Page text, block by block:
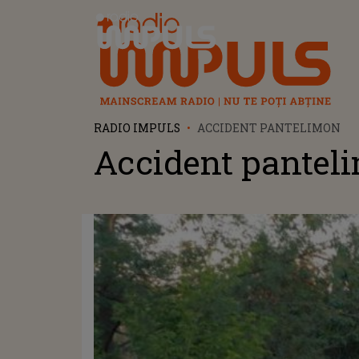
Radio Impuls
RADIO IMPULS ACCIDENT PANTELIMON
Accident